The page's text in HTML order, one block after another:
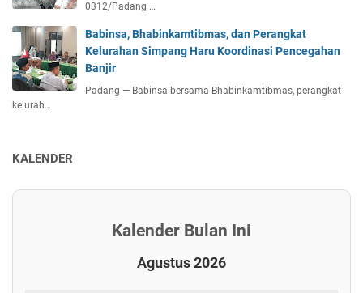
0312/Padang …
Babinsa, Bhabinkamtibmas, dan Perangkat
Kelurahan Simpang Haru Koordinasi Pencegahan
Banjir
Padang — Babinsa bersama Bhabinkamtibmas, perangkat
kelurah…
KALENDER
Kalender Bulan Ini
Agustus 2026